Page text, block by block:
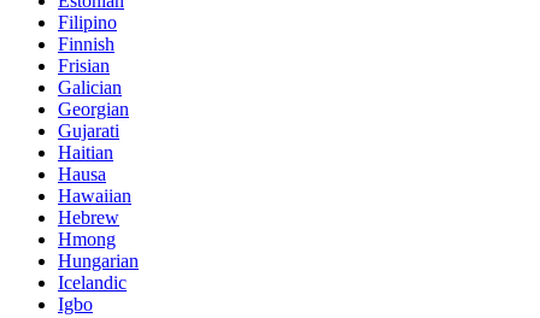
Filipino
Finnish
Frisian
Galician
Georgian
Gujarati
Haitian
Hausa
Hawaiian
Hebrew
Hmong
Hungarian
Icelandic
Igbo